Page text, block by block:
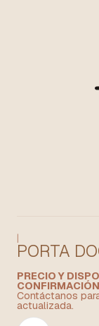
|
PORTA
PRECIO Y
Contáctanos
actualizada.